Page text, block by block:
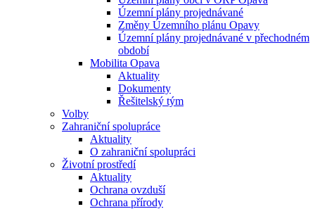
Územní plány projednávané
Změny Územního plánu Opavy
Územní plány projednávané v přechodném
období
Mobilita Opava
Aktuality
Dokumenty
Řešitelský tým
Volby
Zahraniční spolupráce
Aktuality
O zahraniční spolupráci
Životní prostředí
Aktuality
Ochrana ovzduší
Ochrana přírody